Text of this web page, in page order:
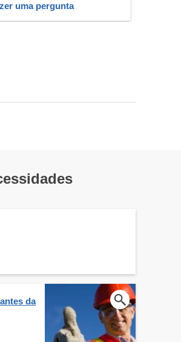
uma pergunta
da